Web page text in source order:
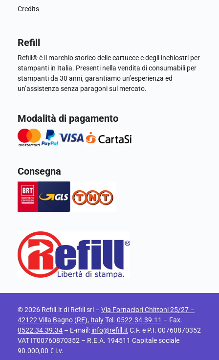
Credits
Refill
Refill® è il marchio storico delle cartucce e degli inchiostri per
stampanti in Italia. Presenti nella vendita di consumabili per
stampanti da 30 anni, garantiamo un’esperienza ed
un’assistenza senza paragoni sul mercato.
Modalità di pagamento
Consegna
© 2026 Refill.it di Refill srl – Via Fornaciari Chittoni 25/27 –
42122 Villa Bagno (RE), ItalyTel. 0522.34.39.11 – Fax.
0522.34.39.34 – E-mail: info@refill.it C.F. e P.I. 00760870352
VAT IT00760870352 – R.E.A. 194511 Capitale sociale
90.000,00 € i.v.